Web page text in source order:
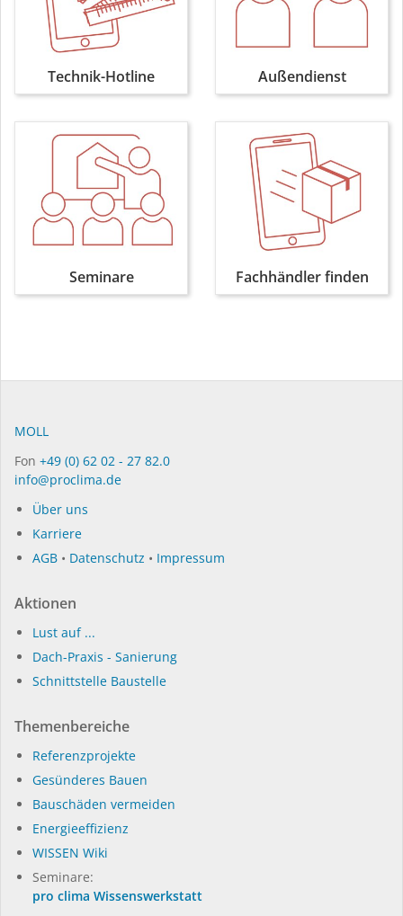
Technik-Hotline Außendienst
Seminare Fachhändler finden
MOLL
Fon +49 (0) 62 02 - 27 82.0
info@proclima.de
Über uns
Karriere
AGB • Datenschutz • Impressum
Aktionen
Lust auf ...
Dach-Praxis - Sanierung
Schnittstelle Baustelle
Themenbereiche
Referenzprojekte
Gesünderes Bauen
Bauschäden vermeiden
Energieeffizienz
WISSEN Wiki
Seminare:
pro clima Wissenswerkstatt